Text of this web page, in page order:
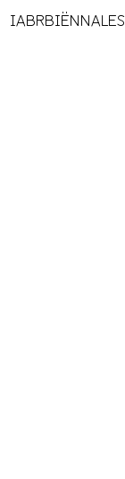
IABRBIËNNALES